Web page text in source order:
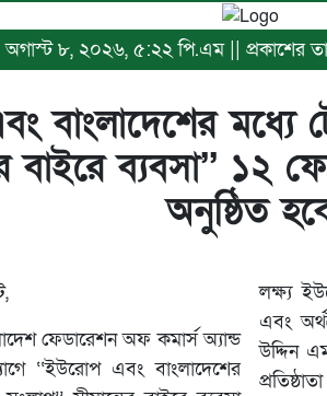
অগাস্ট ৮, ২০২৬, ৫:২২ পি.এম || প্রকাশের
বাংলাদেশের মধ্যে
বাইরে ব্যবসা’’ ১২
অনুষ্ঠিত
ফেডারেশন অফ কমার্স অ্যান্ড
‘‘ইউরোপ এবং বাংলাদেশের
লক্ষ্য
এবং
উদ্দিন